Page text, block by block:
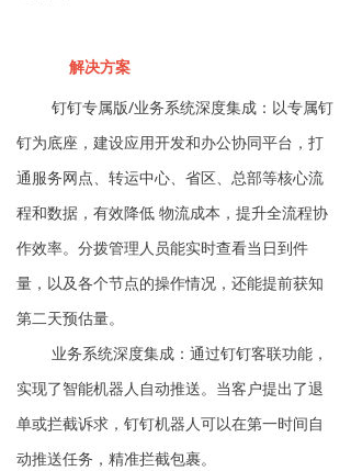
解决方案
钉钉专属版/业务系统深度集成：以专属钉
钉为底座，建设应用开发和办公协同平台，打
通服务网点、转运中心、省区、总部等核心流
程和数据，有效降低 物流成本，提升全流程协
作效率。分拨管理人员能实时查看当日到件
量，以及各个节点的操作情况，还能提前获知
第二天预估量。
业务系统深度集成：通过钉钉客联功能，
实现了智能机器人自动推送。当客户提出了退
单或拦截诉求，钉钉机器人可以在第一时间自
动推送任务，精准拦截包裹。